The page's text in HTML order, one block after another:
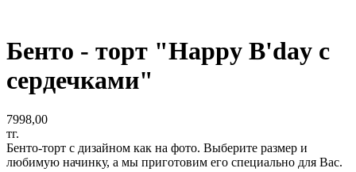
Бенто - торт "Happy B'day с
сердечками"
7998,00
тг.
Бенто-торт с дизайном как на фото. Выберите размер и
любимую начинку, а мы приготовим его специально для Вас.